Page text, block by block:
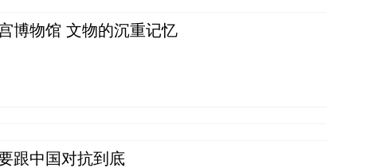
博物馆 文物的沉重记忆
跟中国对抗到底